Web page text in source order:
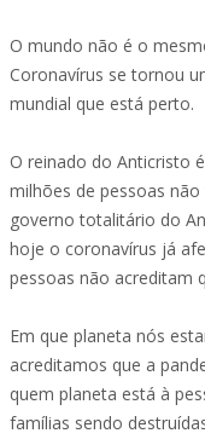
O mundo não é o
Coronavírus se tornou
mundial que está perto.
O reinado do Anticristo
milhões de pessoas
governo totalitário do
hoje o coronavírus já
pessoas não acreditam
Em que planeta nós
acreditamos que a
quem planeta está à
famílias sendo